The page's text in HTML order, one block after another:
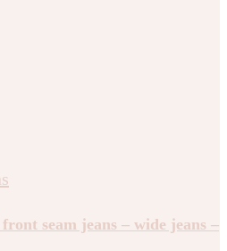
seam jeans – wide jeans –